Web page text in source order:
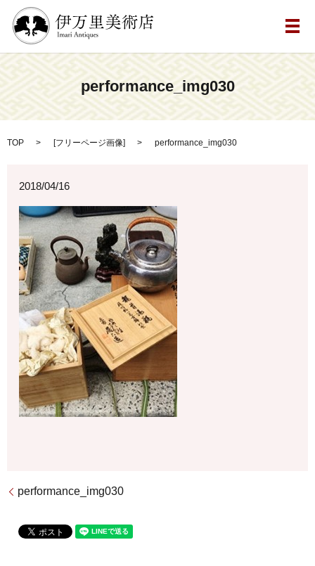
メ
performance_img030
TOP [フリーページ画像] performance_img030
2018/04/16
performance_img030